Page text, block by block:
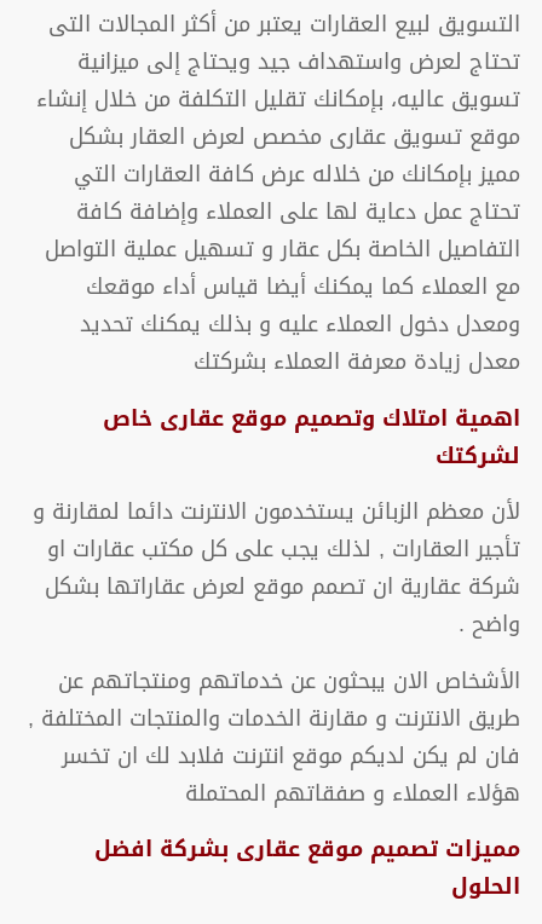
التسويق لبيع العقارات يعتبر من أكثر المجالات التى
تحتاج لعرض واستهداف جيد ويحتاج إلى ميزانية
تسويق عاليه، بإمكانك تقليل التكلفة من خلال إنشاء
موقع تسويق عقارى مخصص لعرض العقار بشكل
مميز بإمكانك من خلاله عرض كافة العقارات التي
تحتاج عمل دعاية لها على العملاء وإضافة كافة
التفاصيل الخاصة بكل عقار و تسهيل عملية التواصل
مع العملاء كما يمكنك أيضا قياس أداء موقعك
ومعدل دخول العملاء عليه و بذلك يمكنك تحديد
معدل زيادة معرفة العملاء بشركتك
اهمية امتلاك وتصميم موقع عقارى خاص
لشركتك
لأن معظم الزبائن يستخدمون الانترنت دائما لمقارنة و
تأجير العقارات , لذلك يجب على كل مكتب عقارات او
شركة عقارية ان تصمم موقع لعرض عقاراتها بشكل
واضح .
الأشخاص الان يبحثون عن خدماتهم ومنتجاتهم عن
طريق الانترنت و مقارنة الخدمات والمنتجات المختلفة ,
فان لم يكن لديكم موقع انترنت فلابد لك ان تخسر
هؤلاء العملاء و صفقاتهم المحتملة
مميزات تصميم موقع عقارى بشركة افضل
الحلول